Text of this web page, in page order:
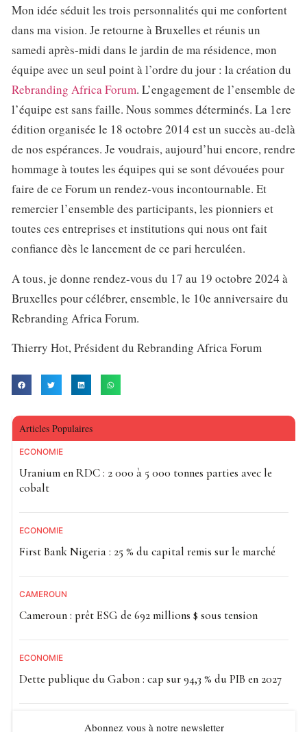
Mon idée séduit les trois personnalités qui me confortent
dans ma vision. Je retourne à Bruxelles et réunis un
samedi après-midi dans le jardin de ma résidence, mon
équipe avec un seul point à l’ordre du jour : la création du
Rebranding Africa Forum. L’engagement de l’ensemble de
l’équipe est sans faille. Nous sommes déterminés. La 1ere
édition organisée le 18 octobre 2014 est un succès au-delà
de nos espérances. Je voudrais, aujourd’hui encore, rendre
hommage à toutes les équipes qui se sont dévouées pour
faire de ce Forum un rendez-vous incontournable. Et
remercier l’ensemble des participants, les pionniers et
toutes ces entreprises et institutions qui nous ont fait
confiance dès le lancement de ce pari herculéen.
A tous, je donne rendez-vous du 17 au 19 octobre 2024 à
Bruxelles pour célébrer, ensemble, le 10e anniversaire du
Rebranding Africa Forum.
Thierry Hot, Président du Rebranding Africa Forum
Articles Populaires
ECONOMIE
Uranium en RDC : 2 000 à 5 000 tonnes parties avec le
cobalt
ECONOMIE
First Bank Nigeria : 25 % du capital remis sur le marché
CAMEROUN
Cameroun : prêt ESG de 692 millions $ sous tension
ECONOMIE
Dette publique du Gabon : cap sur 94,3 % du PIB en 2027
Abonnez vous à notre newsletter